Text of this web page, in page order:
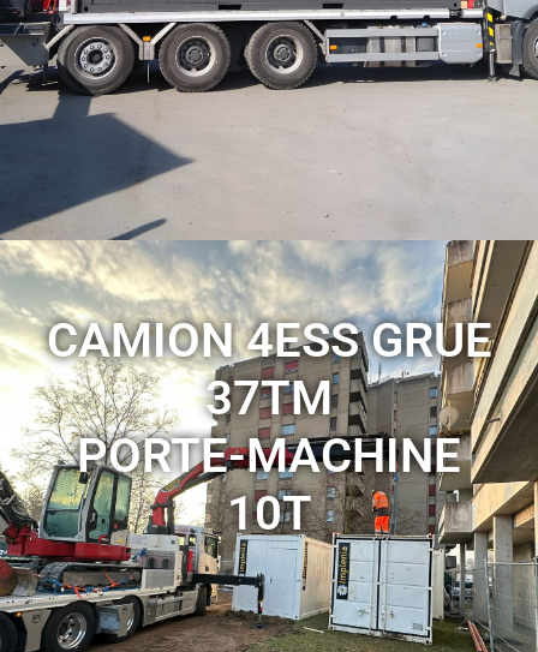
VOIR LES SERVICES
CAMION 4ESS GRUE
37TM
PORTE-MACHINE
10T
Nos camions plateau équipés de grue de 24 tonnes allient
polyvalence et capacité de levage pour faciliter le
transfert et la manipulation de vos engins sur les